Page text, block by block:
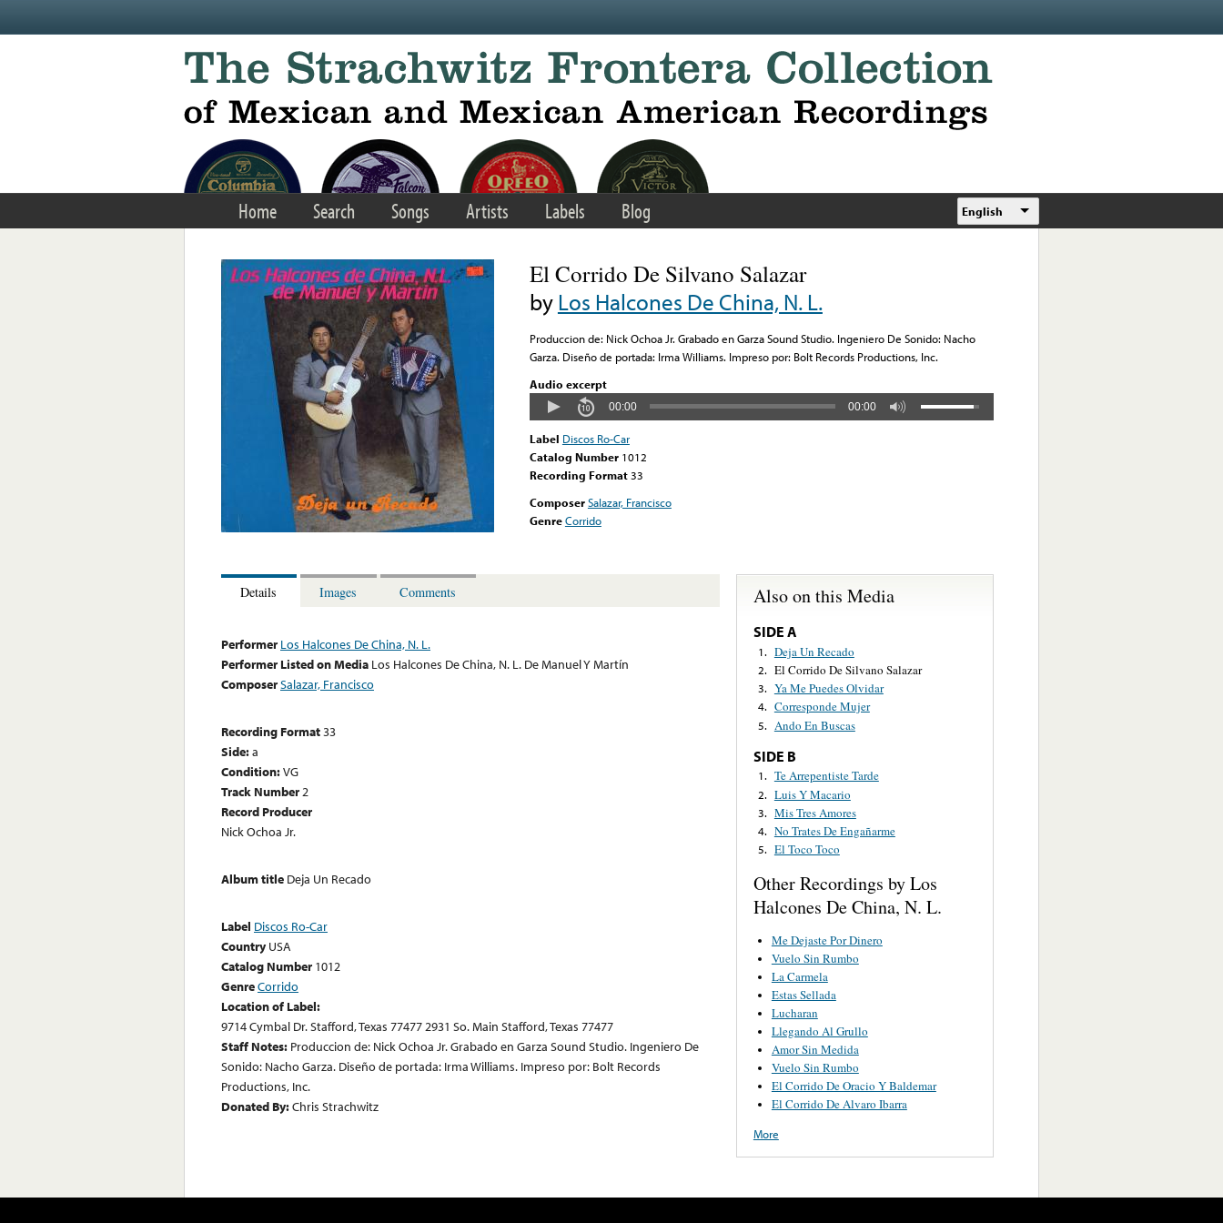
Home Search Songs Artists Labels Blog English
El Corrido De Silvano Salazar
byLos Halcones De China, N. L.
Produccion de: Nick Ochoa Jr. Grabado en Garza Sound Studio. Ingeniero De Sonido: Nacho
Garza. Diseño de portada: Irma Williams. Impreso por: Bolt Records Productions, Inc.
Audio excerpt
00:00 00:00
Label Discos Ro-Car
Catalog Number 1012
Recording Format33
ComposerSalazar, Francisco
GenreCorrido
Details Images Comments
Performer Los Halcones De China, N. L.
Performer Listed on Media Los Halcones De China, N. L. De Manuel Y Martín
ComposerSalazar, Francisco
Recording Format33
Side:a
Condition:VG
Track Number2
Record Producer
Nick Ochoa Jr.
Album title Deja Un Recado
Label Discos Ro-Car
Country USA
Catalog Number 1012
GenreCorrido
Location of Label:
9714 Cymbal Dr. Stafford, Texas 77477 2931 So. Main Stafford, Texas 77477
Staff Notes: Produccion de: Nick Ochoa Jr. Grabado en Garza Sound Studio. Ingeniero De
Sonido: Nacho Garza. Diseño de portada: Irma Williams. Impreso por: Bolt Records
Productions, Inc.
Donated By:Chris Strachwitz
Also on this Media
SIDE A
1. Deja Un Recado
2. El Corrido De Silvano Salazar
3. Ya Me Puedes Olvidar
4. Corresponde Mujer
5. Ando En Buscas
SIDE B
1. Te Arrepentiste Tarde
2. Luis Y Macario
3. Mis Tres Amores
4. No Trates De Engañarme
5. El Toco Toco
Other Recordings by Los
Halcones De China, N. L.
Me Dejaste Por Dinero
Vuelo Sin Rumbo
La Carmela
Estas Sellada
Lucharan
Llegando Al Grullo
Amor Sin Medida
Vuelo Sin Rumbo
El Corrido De Oracio Y Baldemar
El Corrido De Alvaro Ibarra
More